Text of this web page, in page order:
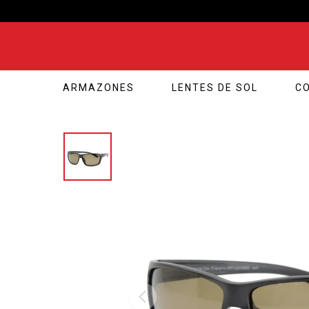
ARMAZONES LENTES DE SOL